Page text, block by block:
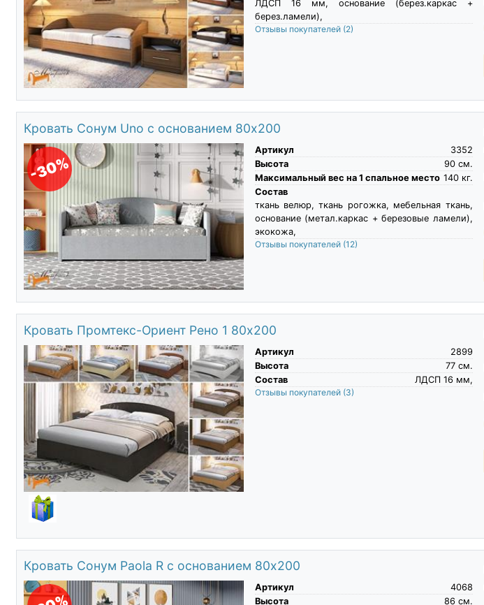
ЛДСП 16 мм, основание (берез.каркас +
берез.ламели),
Отзывы покупателей (2)
Кровать Сонум Uno с основанием 80х200
-30%
Артикул
3352
Высота
см.
90
Максимальный вес на 1 спальное место
кг.
140
Состав
ткань велюр, ткань рогожка, мебельная ткань,
основание (метал.каркас + березовые ламели),
экокожа,
Отзывы покупателей (12)
Кровать Промтекс-Ориент Рено 1 80х200
Артикул
2899
Высота
см.
77
Состав
ЛДСП 16 мм,
Отзывы покупателей (3)
Кровать Сонум Paola R с основанием 80х200
Артикул
4068
Высота
см.
86